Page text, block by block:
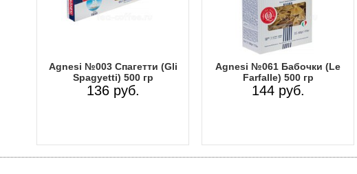
Agnesi №003 Спагетти (Gli
Spagyetti) 500 гр
136 руб.
Agnesi №061 Бабочки (Le
Farfalle) 500 гр
144 руб.